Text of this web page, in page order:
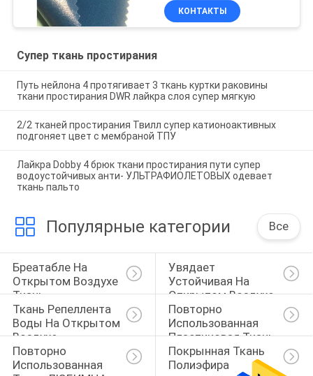
КОНТАКТЫ
Супер ткань простирания
Путь нейлона 4 протягивает 3 ткань куртки раковины
ткани простирания DWR лайкра слоя супер мягкую
2/2 тканей простирания Твилл супер катионоактивных
подгоняет цвет с мембраной ТПУ
Лайкра Dobby 4 брюк ткани простирания пути супер
водоустойчивых анти- УЛЬТРАФИОЛЕТОВЫХ одевает
ткань пальто
Популярные категории Все
Бреатабле На
Открытом Воздухе
Ткань
Увядает
Устойчивая На
Открытом Воздухе
Ткань
Ткань Репеллента
Воды На Открытом
Воздухе
Повторно
Использованная
Пластиковая Ткань
Бутылки
Повторно
Использованная
Покрынная Ткань
Полиэфира